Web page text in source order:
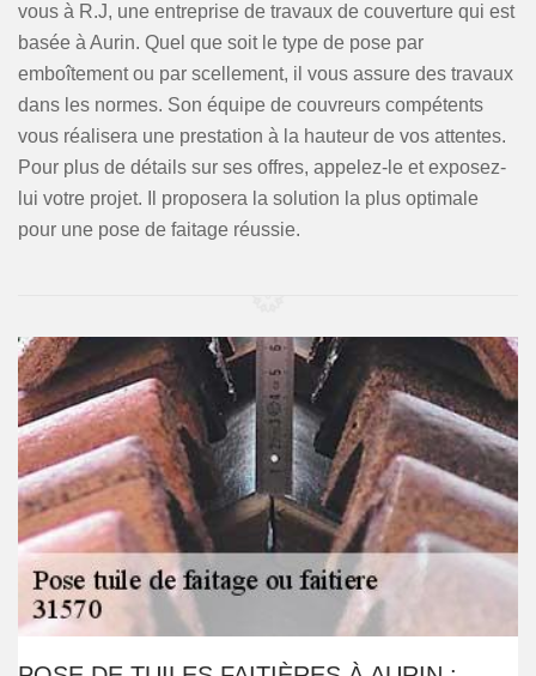
vous à R.J, une entreprise de travaux de couverture qui est
basée à Aurin. Quel que soit le type de pose par
emboîtement ou par scellement, il vous assure des travaux
dans les normes. Son équipe de couvreurs compétents
vous réalisera une prestation à la hauteur de vos attentes.
Pour plus de détails sur ses offres, appelez-le et exposez-
lui votre projet. Il proposera la solution la plus optimale
pour une pose de faitage réussie.